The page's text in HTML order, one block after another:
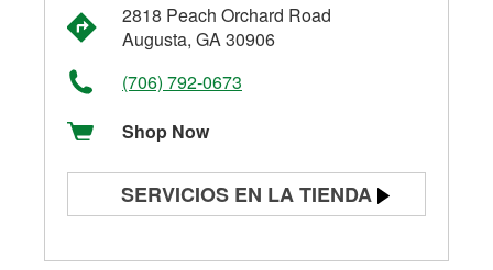
2818 Peach Orchard Road
Augusta, GA 30906
(706) 792-0673
Shop Now
SERVICIOS EN LA TIENDA